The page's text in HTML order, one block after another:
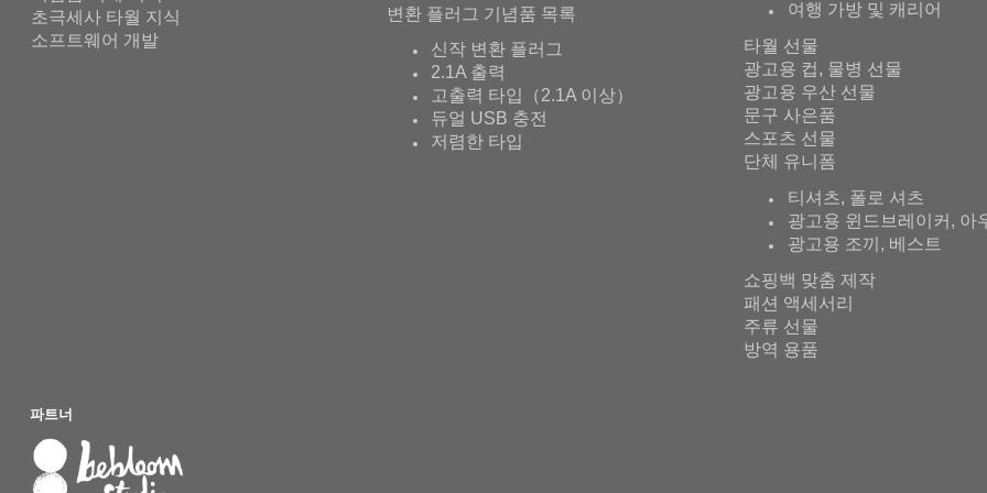
초극세사 타월 지식
소프트웨어 개발
변환 플러그 기념품 목록
신작 변환 플러그
2.1A 출력
고출력 타입（2.1A 이상）
듀얼 USB 충전
저렴한 타입
여행 가방 및 캐리어
타월 선물
광고용 컵, 물병 선물
광고용 우산 선물
문구 사은품
스포츠 선물
단체 유니폼
티셔츠, 폴로 셔츠
광고용 윈드브레이커, 아
광고용 조끼, 베스트
쇼핑백 맞춤 제작
패션 액세서리
주류 선물
방역 용품
파트너